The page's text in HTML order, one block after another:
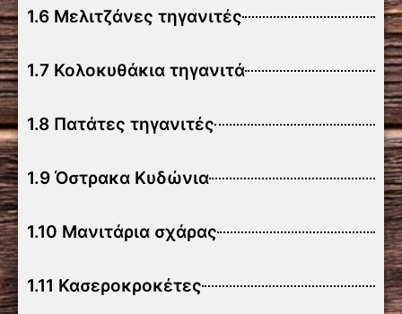
1.6 Μελιτζάνες τηγανιτές
1.7 Κολοκυθάκια τηγανιτά
1.8 Πατάτες τηγανιτές
1.9 Όστρακα Κυδώνια
1.10 Μανιτάρια σχάρας
1.11 Κασεροκροκέτες